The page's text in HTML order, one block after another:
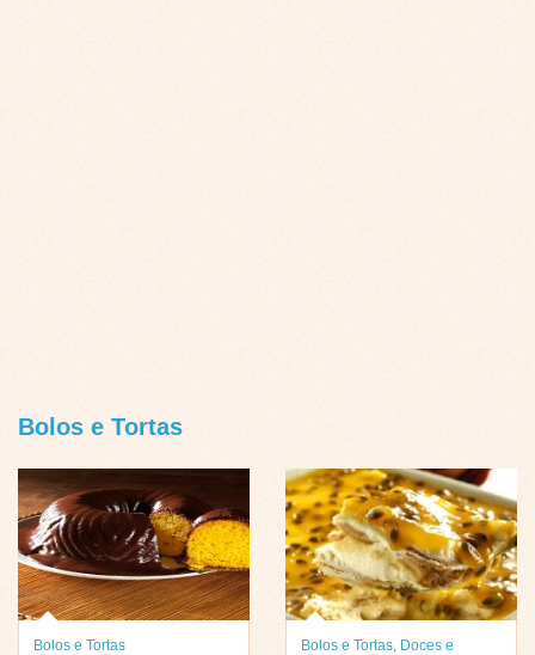
Bolos e Tortas
Bolos e Tortas
Bolos e Tortas Doces e